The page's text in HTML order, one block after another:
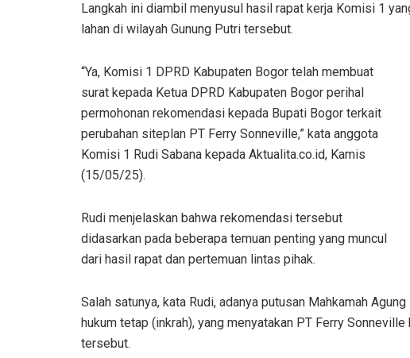
Langkah ini diambil menyusul hasil rapat kerja Komisi 1
lahan di wilayah Gunung Putri tersebut.
“Ya, Komisi 1 DPRD Kabupaten Bogor telah membuat
surat kepada Ketua DPRD Kabupaten Bogor perihal
permohonan rekomendasi kepada Bupati Bogor terkait
perubahan siteplan PT Ferry Sonneville,” kata anggota
Komisi 1 Rudi Sabana kepada Aktualita.co.id, Kamis
(15/05/25).
Rudi menjelaskan bahwa rekomendasi tersebut
didasarkan pada beberapa temuan penting yang muncul
dari hasil rapat dan pertemuan lintas pihak.
Salah satunya, kata Rudi, adanya putusan Mahkamah
hukum tetap (inkrah), yang menyatakan PT Ferry
tersebut.